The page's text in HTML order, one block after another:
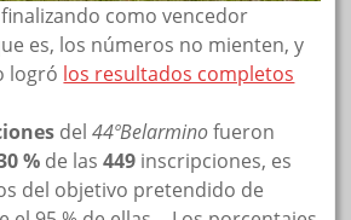
como vencedor
es, los números no mienten, y
logró los resultados completos
del 44ºBelarminofueron
% de las449 inscripciones, es
del objetivo pretendido de